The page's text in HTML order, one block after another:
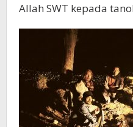
Allah SWT kepada